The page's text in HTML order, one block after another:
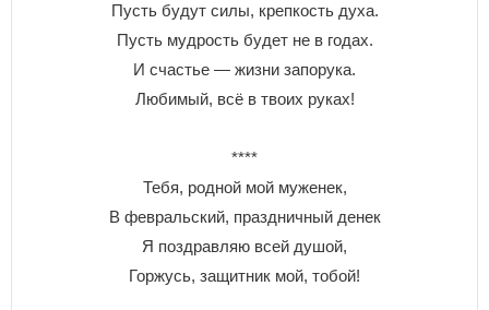
Пусть будут силы, крепкость духа.
Пусть мудрость будет не в годах.
И счастье — жизни запорука.
Любимый, всё в твоих руках!
****
Тебя, родной мой муженек,
В февральский, праздничный денек
Я поздравляю всей душой,
Горжусь, защитник мой, тобой!